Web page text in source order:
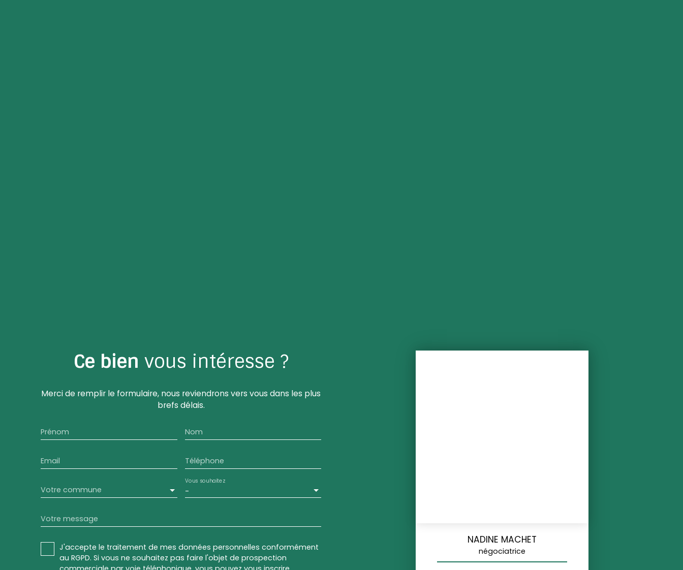
Ce bien vous intéresse ?
Merci de remplir le formulaire, nous reviendrons vers vous dans les plus
brefs délais.
Prénom Nom
Email Téléphone
Votre commune -
Vous souhaitez
Votre message
J'accepte le traitement de mes données personnelles conformément
au RGPD. Si vous ne souhaitez pas faire l'objet de prospection
NADINE MACHET
négociatrice